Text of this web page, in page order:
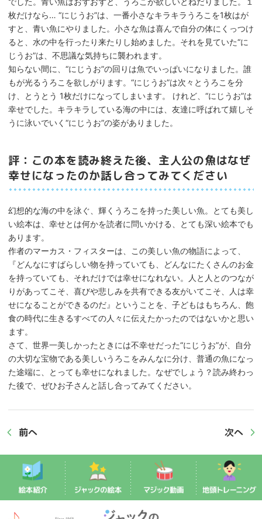
枚だけなら… “にじうお”は、一番小さなキラキラうろこを1枚はが
すと、青い魚にやりました。小さな魚は喜んで自分の体にくっつけ
ると、水の中を行ったり来たりし始めました。それを見ていた“に
じうお”は、不思議な気持ちに襲われます。
知らない間に、“にじうお”の回りは魚でいっぱいになりました。誰
もが光るうろこを欲しがります。“にじうお”は次々とうろこを分
け、とうとう 1枚だけになってしまいます。 けれど、“にじうお”は
幸せでした。キラキラしている海の中には、友達に呼ばれて嬉しそ
うに泳いでいく“にじうお”の姿がありました。
評：この本を読み終えた後、主人公の魚はなぜ
幸せになったのか話し合ってみてください
幻想的な海の中を泳ぐ、輝くうろこを持った美しい魚。とても美し
い絵本は、幸せとは何かを読者に問いかける、とても深い絵本でも
あります。
作者のマーカス・フィスターは、この美しい魚の物語によって、
『どんなにすばらしい物を持っていても、どんなにたくさんのお金
を持っていても、それだけでは幸せになれない。人と人とのつなが
りがあってこそ、喜びや悲しみを共有できる友がいてこそ、人は幸
せになることができるのだ』ということを、子どもはもちろん、飽
食の時代に生きるすべての人々に伝えたかったのではないかと思い
ます。
さて、世界一美しかったときには不幸せだった“にじうお”が、自分
の大切な宝物である美しいうろこをみんなに分け、普通の魚になっ
た途端に、とっても幸せになれました。なぜでしょう？読み終わっ
た後で、ぜひお子さんと話し合ってみてください。
前へ 次へ